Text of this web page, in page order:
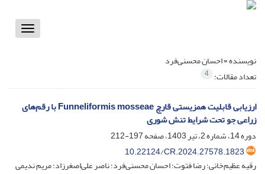
Toggle
نویسنده =احسان محسنی‌فرد
تعداد مقالات: 4
ارزیابی قابلیت همزیستی قارچ Funneliformis mosseae با رقم‌های
زراعی جو تحت شرایط تنش شوری
دوره 14، شماره 2، تیر 1403، صفحه
197-212
10.22124/CR.2024.27578.1823
رقیه عظیم‌خانی؛ رضا فتوت؛ احسان محسنی‌فرد؛ ناصر علی‌اصغرزاد؛ مریم ندیمی